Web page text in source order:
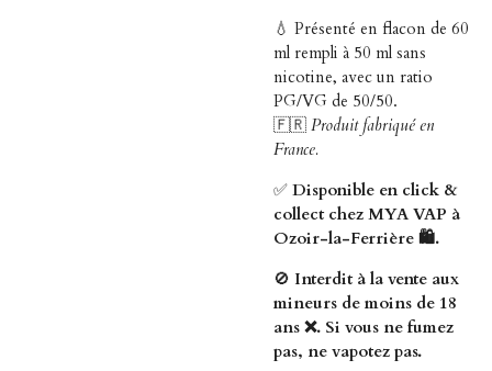
💧 Présenté en flacon de 60
ml rempli à 50 ml sans
nicotine, avec un ratio
PG/VG de 50/50.
🇫🇷 Produit fabriqué en
France.
✅ Disponible en click &
collect chez MYA VAP à
Ozoir-la-Ferrière 🛍️.
🚫 Interdit à la vente aux
mineurs de moins de 18
ans ❌. Si vous ne fumez
pas, ne vapotez pas.